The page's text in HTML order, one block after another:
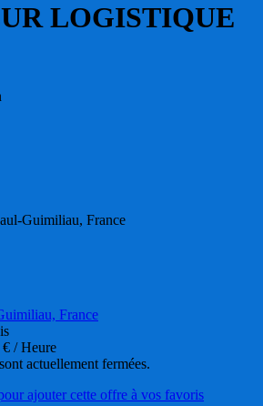
LOGISTIQUE
Guimiliau, France
France
/ Heure
actuellement fermées.
ajouter cette offre à vos favoris